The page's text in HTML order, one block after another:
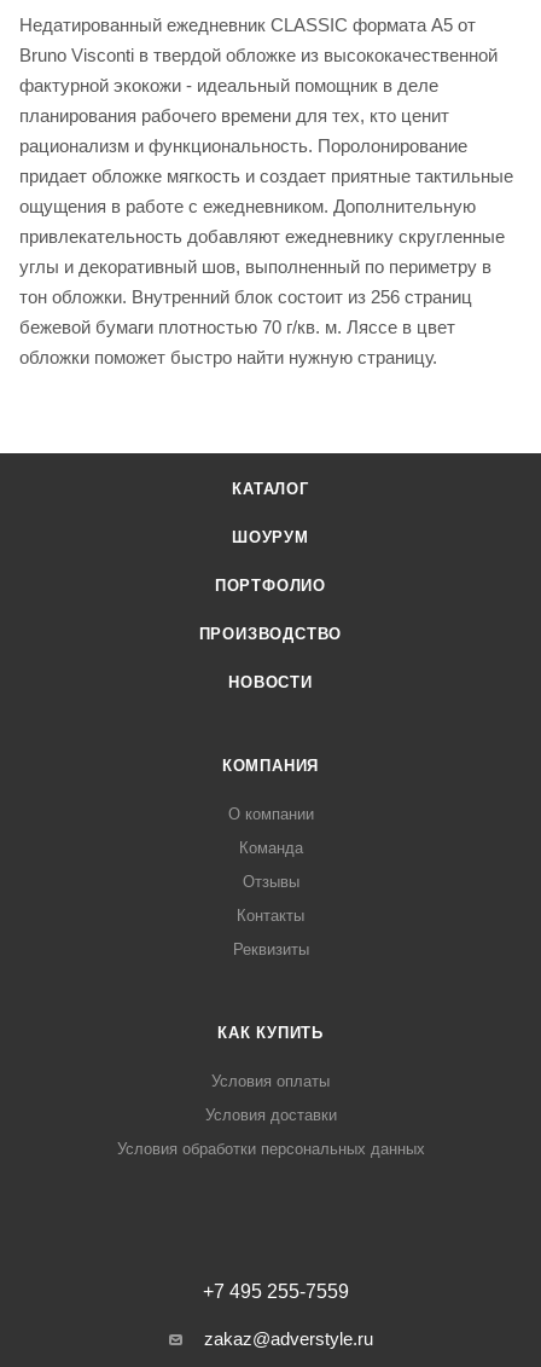
Недатированный ежедневник CLASSIC формата А5 от
Bruno Visconti в твердой обложке из высококачественной
фактурной экокожи - идеальный помощник в деле
планирования рабочего времени для тех, кто ценит
рационализм и функциональность. Поролонирование
придает обложке мягкость и создает приятные тактильные
ощущения в работе с ежедневником. Дополнительную
привлекательность добавляют ежедневнику скругленные
углы и декоративный шов, выполненный по периметру в
тон обложки. Внутренний блок состоит из 256 страниц
бежевой бумаги плотностью 70 г/кв. м. Ляссе в цвет
обложки поможет быстро найти нужную страницу.
КАТАЛОГ
ШОУРУМ
ПОРТФОЛИО
ПРОИЗВОДСТВО
НОВОСТИ
КОМПАНИЯ
О компании
Команда
Отзывы
Контакты
Реквизиты
КАК КУПИТЬ
Условия оплаты
Условия доставки
Условия обработки персональных данных
+7 495 255-7559
zakaz@adverstyle.ru